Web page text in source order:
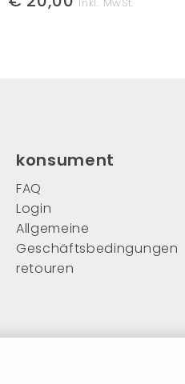
konsument
FAQ
Login
Allgemeine
Geschäftsbedingungen
retouren